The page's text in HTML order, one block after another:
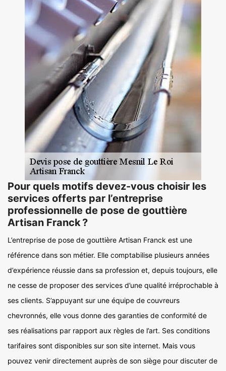
Pour quels motifs devez-vous choisir les
services offerts par l’entreprise
professionnelle de pose de gouttière
Artisan Franck ?
L’entreprise de pose de gouttière Artisan Franck est une
référence dans son métier. Elle comptabilise plusieurs années
d’expérience réussie dans sa profession et, depuis toujours, elle
ne cesse de proposer des services d’une qualité irréprochable à
ses clients. S’appuyant sur une équipe de couvreurs
chevronnés, elle vous donne des garanties de conformité de
ses réalisations par rapport aux règles de l’art. Ses conditions
tarifaires sont disponibles sur son site internet. Mais vous
pouvez venir directement auprès de son siège pour discuter de